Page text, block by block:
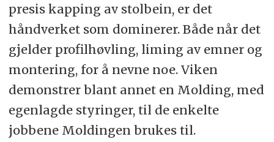
presis kapping av stolbein, er det
håndverket som dominerer. Både når det
gjelder profilhøvling, liming av emner og
montering, for å nevne noe. Viken
demonstrer blant annet en Molding, med
egenlagde styringer, til de enkelte
jobbene Moldingen brukes til.